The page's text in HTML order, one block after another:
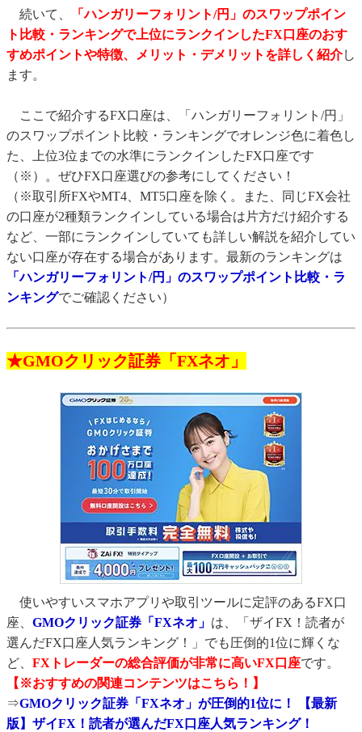
続いて、
「ハンガリーフォリント/円」のスワップポイン
ト比較・ランキングで上位にランクインしたFX口座のおす
すめポイントや特徴、メリット・デメリットを詳しく紹介し
ます。
ここで紹介するFX口座は、「ハンガリーフォリント/円」
のスワップポイント比較・ランキングでオレンジ色に着色し
た、上位3位までの水準にランクインしたFX口座です
（※）。ぜひFX口座選びの参考にしてください！
（※取引所FXやMT4、MT5口座を除く。また、同じFX会社
の口座が2種類ランクインしている場合は片方だけ紹介する
など、一部にランクインしていても詳しい解説を紹介してい
ない口座が存在する場合があります。最新のランキングは
「ハンガリーフォリント/円」のスワップポイント比較・ラ
ンキングでご確認ください）
★GMOクリック証券「FXネオ」
使いやすいスマホアプリや取引ツールに定評のあるFX口
座、 GMOクリック証券「FXネオ」 は、「ザイFX！読者が
選んだFX口座人気ランキング！」でも圧倒的1位に輝くな
ど、 FXトレーダーの総合評価が非常に高いFX口座です。
【※おすすめの関連コンテンツはこちら！】
⇒GMOクリック証券「FXネオ」が圧倒的1位に！ 【最新
版】ザイFX！読者が選んだFX口座人気ランキング！